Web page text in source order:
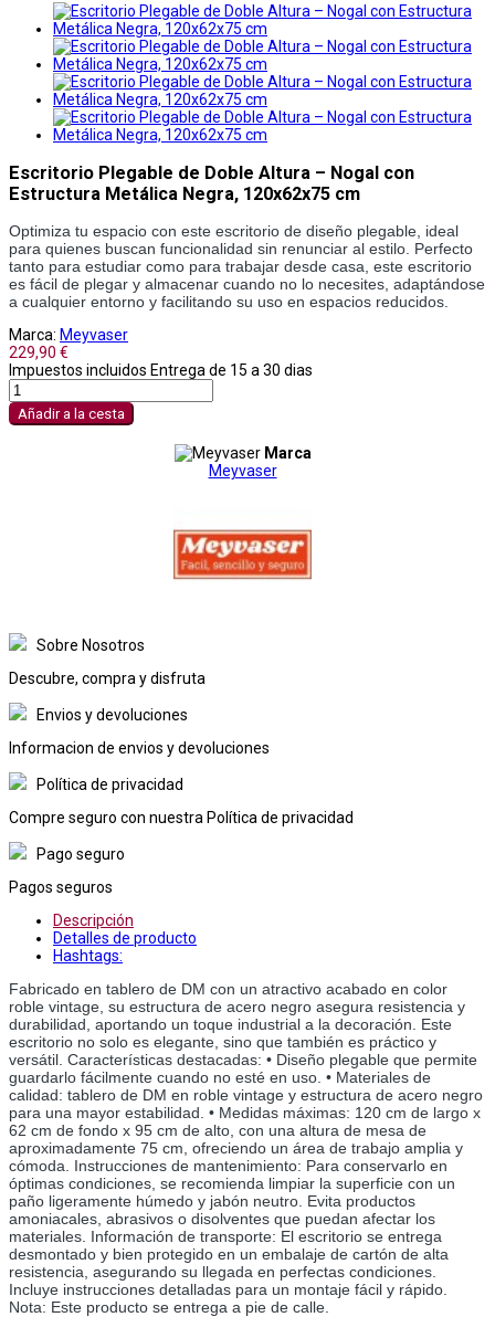
Escritorio Plegable de Doble Altura – Nogal con
Estructura Metálica Negra, 120x62x75 cm
Optimiza tu espacio con este escritorio de diseño plegable, ideal
para quienes buscan funcionalidad sin renunciar al estilo. Perfecto
tanto para estudiar como para trabajar desde casa, este escritorio
es fácil de plegar y almacenar cuando no lo necesites, adaptándose
a cualquier entorno y facilitando su uso en espacios reducidos.
Marca: Meyvaser
229,90 €
Impuestos incluidos Entrega de 15 a 30 dias
Añadir a la cesta
Marca
Meyvaser
Sobre Nosotros
Descubre, compra y disfruta
Envios y devoluciones
Informacion de envios y devoluciones
Política de privacidad
Compre seguro con nuestra Política de privacidad
Pago seguro
Pagos seguros
Descripción
Detalles de producto
Hashtags:
Fabricado en tablero de DM con un atractivo acabado en color
roble vintage, su estructura de acero negro asegura resistencia y
durabilidad, aportando un toque industrial a la decoración. Este
escritorio no solo es elegante, sino que también es práctico y
versátil. Características destacadas: • Diseño plegable que permite
guardarlo fácilmente cuando no esté en uso. • Materiales de
calidad: tablero de DM en roble vintage y estructura de acero negro
para una mayor estabilidad. • Medidas máximas: 120 cm de largo x
62 cm de fondo x 95 cm de alto, con una altura de mesa de
aproximadamente 75 cm, ofreciendo un área de trabajo amplia y
cómoda. Instrucciones de mantenimiento: Para conservarlo en
óptimas condiciones, se recomienda limpiar la superficie con un
paño ligeramente húmedo y jabón neutro. Evita productos
amoniacales, abrasivos o disolventes que puedan afectar los
materiales. Información de transporte: El escritorio se entrega
desmontado y bien protegido en un embalaje de cartón de alta
resistencia, asegurando su llegada en perfectas condiciones.
Incluye instrucciones detalladas para un montaje fácil y rápido.
Nota: Este producto se entrega a pie de calle.